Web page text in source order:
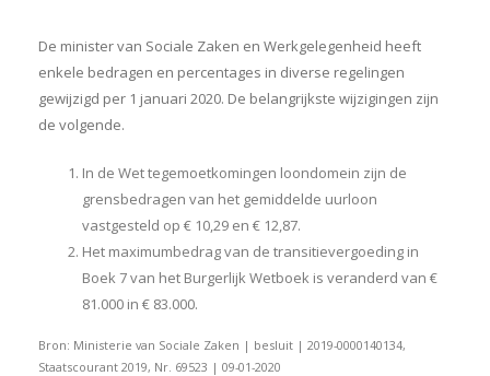
De minister van Sociale Zaken en Werkgelegenheid heeft
enkele bedragen en percentages in diverse regelingen
gewijzigd per 1 januari 2020. De belangrijkste wijzigingen zijn
de volgende.
In de Wet tegemoetkomingen loondomein zijn de
grensbedragen van het gemiddelde uurloon
vastgesteld op € 10,29 en € 12,87.
Het maximumbedrag van de transitievergoeding in
Boek 7 van het Burgerlijk Wetboek is veranderd van €
81.000 in € 83.000.
Bron: Ministerie van Sociale Zaken | besluit | 2019-0000140134,
Staatscourant 2019, Nr. 69523 | 09-01-2020